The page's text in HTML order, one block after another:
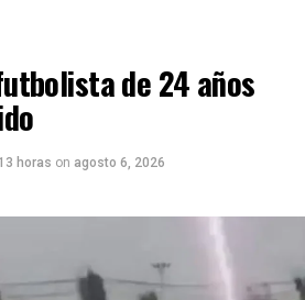
de 24 años
horas on agosto 6, 2026